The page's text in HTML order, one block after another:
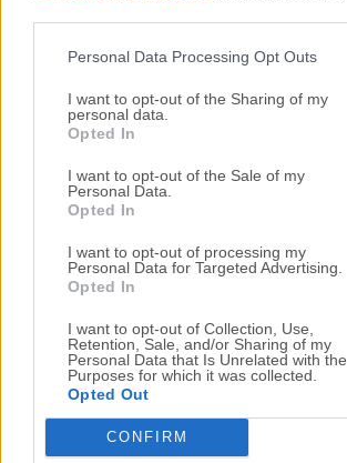
Personal Data Processing Opt Outs
I want to opt-out of the Sharing of my
personal data.
Opted In
I want to opt-out of the Sale of my
Personal Data.
Opted In
I want to opt-out of processing my
Personal Data for Targeted Advertising.
Opted In
I want to opt-out of Collection, Use,
Retention, Sale, and/or Sharing of my
Personal Data that Is Unrelated with the
Purposes for which it was collected.
Opted Out
CONFIRM